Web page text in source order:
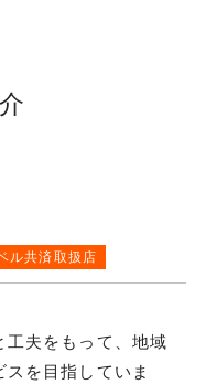
ル共済取扱店
工夫をもって、地域
を目指していま